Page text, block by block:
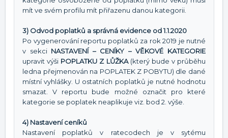
mít ve svém profilu mít přiřazenu danou kategorii.
3) Odvod poplatků a správná evidence od 1.1.2020
Po vygenerování reportu poplatků za rok 2019 je nutné
v sekci NASTAVENÍ – CENÍKY – VĚKOVÉ KATEGORIE
upravit výši POPLATKU Z LŮŽKA(který bude v průběhu
ledna přejmenován na POPLATEK Z POBYTU) dle dané
místní vyhlášky. U ostatních poplatků je nutné hodnotu
smazat. V reportu bude možné označit pro které
kategorie se poplatek neaplikuje viz. bod 2. výše.
4) Nastavení ceníků
Nastavení poplatků v ratecodech je v sytému